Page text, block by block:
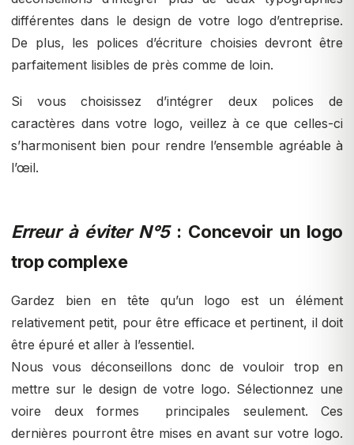
différentes dans le design de votre logo d’entreprise.
De plus, les polices d’écriture choisies devront être
parfaitement lisibles de près comme de loin.
Si vous choisissez d’intégrer deux polices de
caractères dans votre logo, veillez à ce que celles-ci
s’harmonisent bien pour rendre l’ensemble agréable à
l’œil.
Erreur à éviter N°5: Concevoir un logo
trop complexe
Gardez bien en tête qu’un logo est un élément
relativement petit, pour être efficace et pertinent, il doit
être épuré et aller à l’essentiel.
Nous vous déconseillons donc de vouloir trop en
mettre sur le design de votre logo. Sélectionnez une
voire deux formes principales seulement. Ces
dernières pourront être mises en avant sur votre logo.